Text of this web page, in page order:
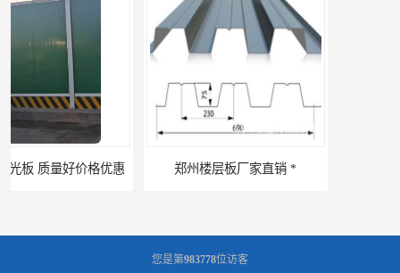
郑州楼层板厂家直销 *
您是第983778位访客